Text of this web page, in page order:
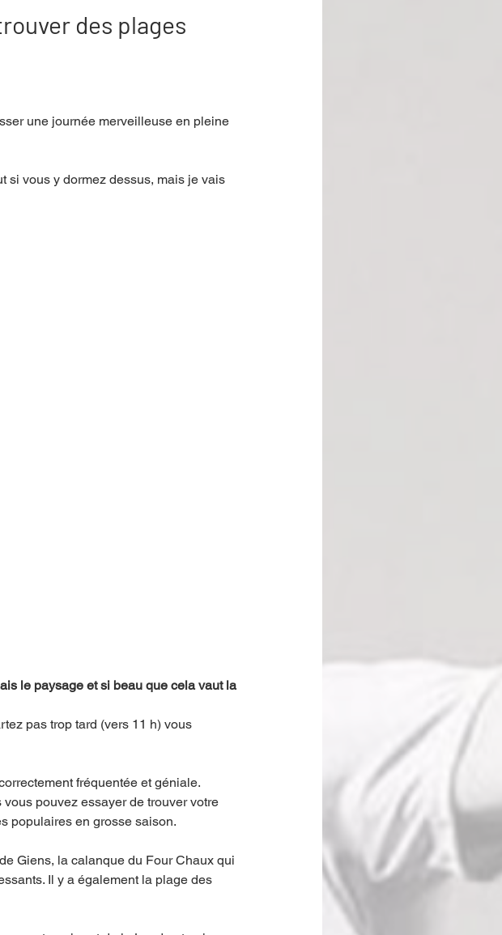
Interview
des plages
une journée merveilleuse en pleine
si vous y dormez dessus, mais je vais
le paysage et si beau que cela vaut la
pas trop tard (vers 11 h) vous
fréquentée et géniale.
pouvez essayer de trouver votre
populaires en grosse saison.
Giens, la calanque du Four Chaux qui
Il y a également la plage des